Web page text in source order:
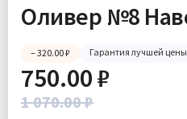
Оливер №8
– 320.00 ₽ Гарантия лучшей цены
750.00 ₽
1 070.00 ₽